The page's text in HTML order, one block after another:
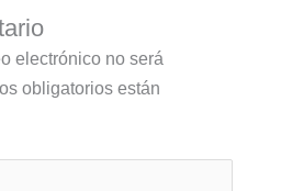
electrónico no será
obligatorios están